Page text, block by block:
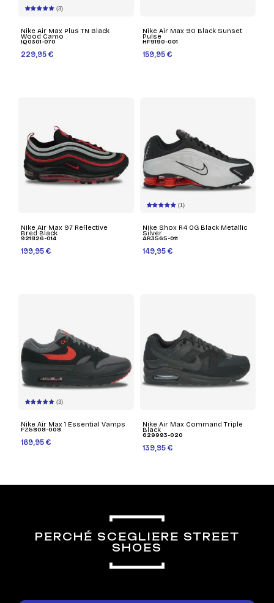
(3)
Nike Air Max Plus TN Black
Wood Camo
IQ0301-070
229,95 €
Nike Air Max 90 Black Sunset
Pulse
HF9190-001
159,95 €
Nike Air Max 97 Reflective
Bred Black
921826-014
199,95 €
(1)
Nike Shox R4 OG Black Metallic
Silver
AR3565-011
149,95 €
(3)
Nike Air Max 1 Essential Vamps
FZ5808-008
169,95 €
Nike Air Max Command Triple
Black
629993-020
139,95 €
PERCHÉ SCEGLIERE STREET
SHOES